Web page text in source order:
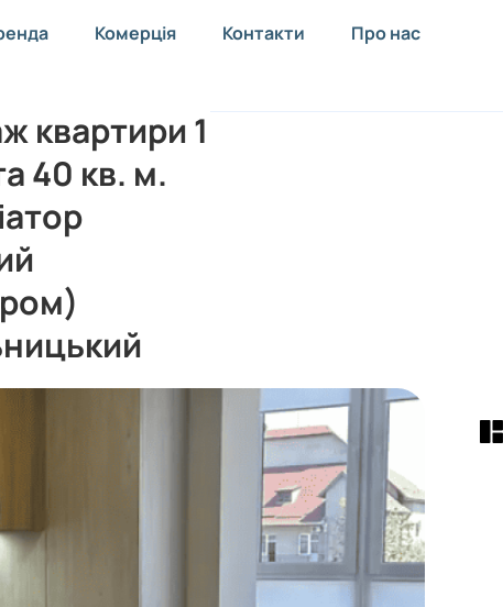
Комерція Контакти Про нас
квартири 1
40 кв. м.